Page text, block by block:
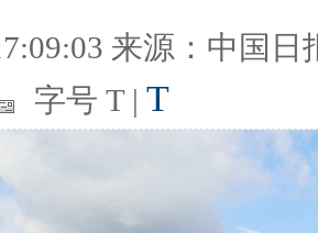
来源：中国日
字号 T | T